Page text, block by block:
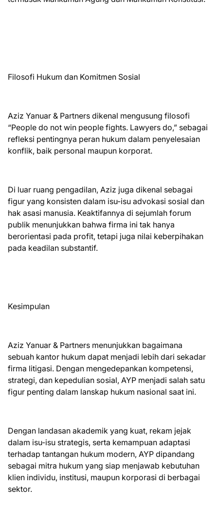
Filosofi Hukum dan Komitmen Sosial
Aziz Yanuar & Partners dikenal mengusung filosofi
“People do not win people fights. Lawyers do,” sebagai
refleksi pentingnya peran hukum dalam penyelesaian
konflik, baik personal maupun korporat.
Di luar ruang pengadilan, Aziz juga dikenal sebagai
figur yang konsisten dalam isu-isu advokasi sosial dan
hak asasi manusia. Keaktifannya di sejumlah forum
publik menunjukkan bahwa firma ini tak hanya
berorientasi pada profit, tetapi juga nilai keberpihakan
pada keadilan substantif.
Kesimpulan
Aziz Yanuar & Partners menunjukkan bagaimana
sebuah kantor hukum dapat menjadi lebih dari sekadar
firma litigasi. Dengan mengedepankan kompetensi,
strategi, dan kepedulian sosial, AYP menjadi salah satu
figur penting dalam lanskap hukum nasional saat ini.
Dengan landasan akademik yang kuat, rekam jejak
dalam isu-isu strategis, serta kemampuan adaptasi
terhadap tantangan hukum modern, AYP dipandang
sebagai mitra hukum yang siap menjawab kebutuhan
klien individu, institusi, maupun korporasi di berbagai
sektor.